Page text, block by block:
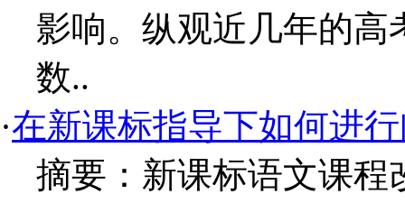
影响。纵观近几年的高
数..
·在新课标指导下如何进
摘要：新课标语文课程